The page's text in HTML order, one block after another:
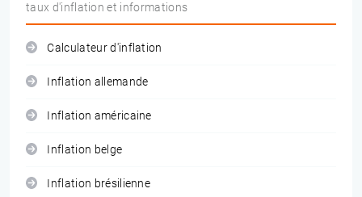
taux d'inflation et informations
Calculateur d'inflation
Inflation allemande
Inflation américaine
Inflation belge
Inflation brésilienne